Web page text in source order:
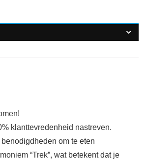
klanttevredenheid nastreven.
om te eten
“Trek”, wat betekent dat je